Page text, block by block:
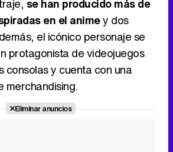
se han producido más de
en el animey dos
el icónico personaje se
protagonista de videojuegos
consolas y cuenta con una
merchandising.
Eliminar anuncios